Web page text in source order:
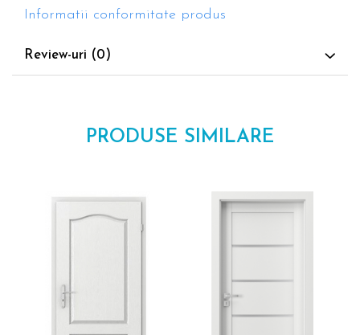
Informatii conformitate produs
Review-uri (0)
PRODUSE SIMILARE